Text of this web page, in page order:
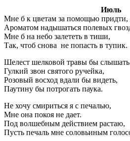
Июль
Мне б к цветам за помощью придти,
Ароматом надышаться полевых
Мне б на небо залететь в тиши,
Так, чтоб снова не попасть в тупик.
Шелест шелковой травы бы слышать
Гулкий звон святого ручейка,
Розовый восход вдали бы видеть,
Паутину бы потрогать паука.
Не хочу смириться я с печалью,
Мне она покоя не дает.
Под волшебным действием растаю,
Пусть печаль мне соловьиным